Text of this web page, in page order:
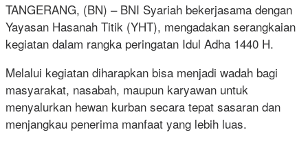
TANGERANG, (BN) – BNI Syariah bekerjasama dengan
Yayasan Hasanah Titik (YHT), mengadakan serangkaian
kegiatan dalam rangka peringatan Idul Adha 1440 H.
Melalui kegiatan diharapkan bisa menjadi wadah bagi
masyarakat, nasabah, maupun karyawan untuk
menyalurkan hewan kurban secara tepat sasaran dan
menjangkau penerima manfaat yang lebih luas.